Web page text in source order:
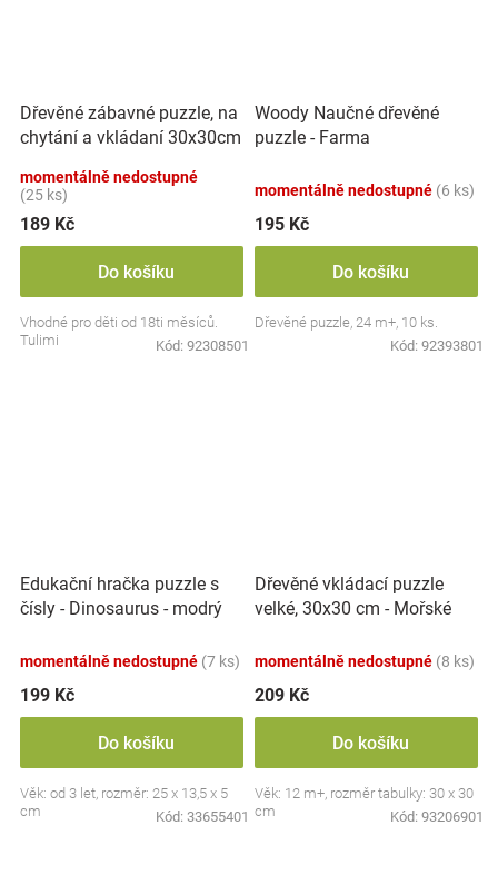
Dřevěné zábavné puzzle, na
chytání a vkládaní 30x30cm
momentálně nedostupné
(25 ks)
189 Kč
Do košíku
Vhodné pro děti od 18ti měsíců.
Tulimi
Kód: 92308501
Woody Naučné dřevěné
puzzle - Farma
momentálně nedostupné (6 ks)
195 Kč
Do košíku
Dřevěné puzzle, 24 m+, 10 ks.
Kód: 92393801
Edukační hračka puzzle s
čísly - Dinosaurus - modrý
momentálně nedostupné (7 ks)
199 Kč
Do košíku
Věk: od 3 let, rozměr: 25 x 13,5 x 5
cm
Kód: 33655401
Dřevěné vkládací puzzle
velké, 30x30 cm - Mořské
momentálně nedostupné (8 ks)
209 Kč
Do košíku
Věk: 12 m+, rozměr tabulky: 30 x 30
cm
Kód: 93206901